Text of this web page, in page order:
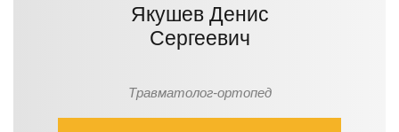
Якушев Денис
Сергеевич
Травматолог-ортопед